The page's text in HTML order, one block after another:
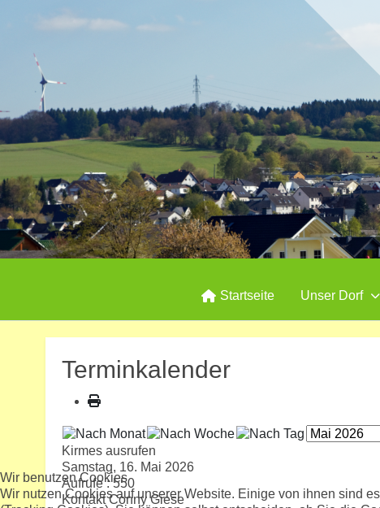
Startseite Unser Dorf
Terminkalender
Kirmes ausrufen
Samstag, 16. Mai 2026
Aufrufe: 550
KontaktConny Giese
Wir benutzen Cookies
Wir nutzen Cookies auf unserer Website. Einige von ihnen sind